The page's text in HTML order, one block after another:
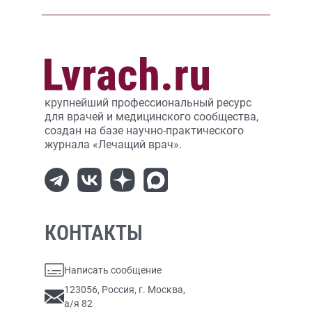
крупнейший профессиональный ресурс
для врачей и медицинского сообщества,
создан на базе научно-практического
журнала «Лечащий врач».
КОНТАКТЫ
Написать сообщение
123056, Россия, г. Москва,
а/я 82